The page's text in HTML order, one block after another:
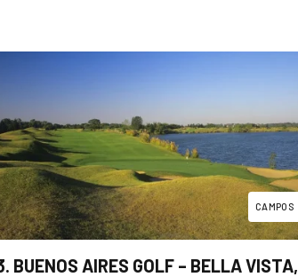
CAMPOS
BUENOS AIRES GOLF – BELLA VISTA,